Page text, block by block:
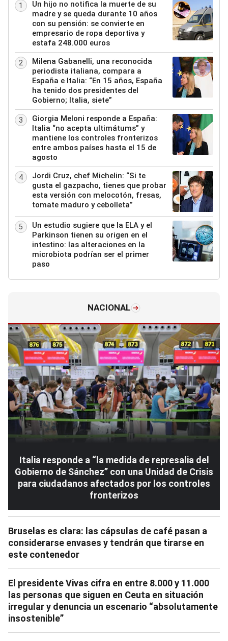
1
Un hijo no notifica la muerte de su
madre y se queda durante 10 años
con su pensión: se convierte en
empresario de ropa deportiva y
estafa 248.000 euros
2
Milena Gabanelli, una reconocida
periodista italiana, compara a
España e Italia: “En 15 años, España
ha tenido dos presidentes del
Gobierno; Italia, siete”
3
Giorgia Meloni responde a España:
Italia “no acepta ultimátums” y
mantiene los controles fronterizos
entre ambos países hasta el 15 de
agosto
4
Jordi Cruz, chef Michelin: “Si te
gusta el gazpacho, tienes que probar
esta versión con melocotón, fresas,
tomate maduro y cebolleta”
5
Un estudio sugiere que la ELA y el
Parkinson tienen su origen en el
intestino: las alteraciones en la
microbiota podrían ser el primer
paso
NACIONAL
Italia responde a “la medida de represalia del
Gobierno de Sánchez” con una Unidad de Crisis
para ciudadanos afectados por los controles
fronterizos
Bruselas es clara: las cápsulas de café pasan a
considerarse envases y tendrán que tirarse en
este contenedor
El presidente Vivas cifra en entre 8.000 y 11.000
las personas que siguen en Ceuta en situación
irregular y denuncia un escenario “absolutamente
insostenible”